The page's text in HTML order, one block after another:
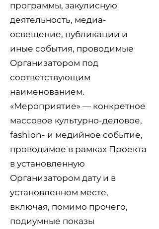
программы, закулисную
деятельность, медиа-
освещение, публикации и
иные события, проводимые
Организатором под
соответствующим
наименованием.
«Мероприятие» — конкретное
массовое культурно-деловое,
fashion- и медийное событие,
проводимое в рамках Проекта
в установленную
Организатором дату и в
установленном месте,
включая, помимо прочего,
подиумные показы